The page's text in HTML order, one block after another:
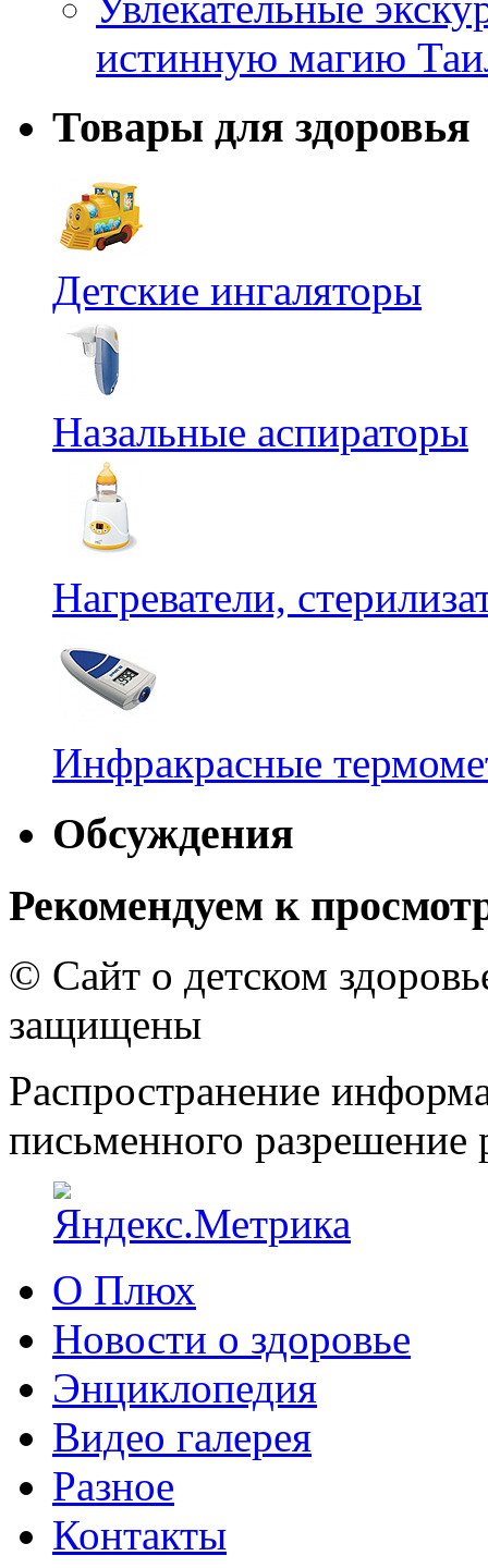
истинную магию
Товары для здоровья
Детские ингаляторы
Назальные аспираторы
Нагреватели,
Инфракрасные
Обсуждения
Рекомендуем к
© Сайт о детском
защищены
Распространение
письменного разрешение
О Плюх
Новости о здоровье
Энциклопедия
Видео галерея
Разное
Контакты